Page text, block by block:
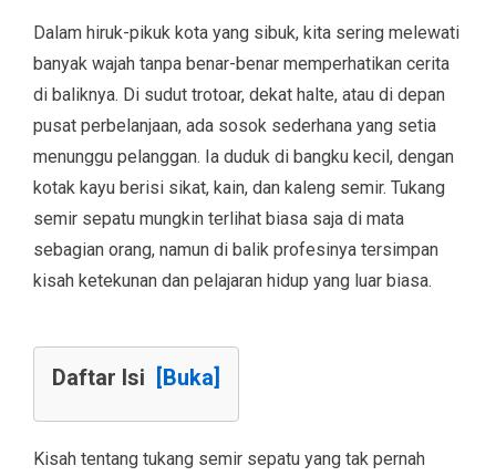
Dalam hiruk-pikuk kota yang sibuk, kita sering melewati
banyak wajah tanpa benar-benar memperhatikan cerita
di baliknya. Di sudut trotoar, dekat halte, atau di depan
pusat perbelanjaan, ada sosok sederhana yang setia
menunggu pelanggan. Ia duduk di bangku kecil, dengan
kotak kayu berisi sikat, kain, dan kaleng semir. Tukang
semir sepatu mungkin terlihat biasa saja di mata
sebagian orang, namun di balik profesinya tersimpan
kisah ketekunan dan pelajaran hidup yang luar biasa.
Daftar Isi [Buka]
Kisah tentang tukang semir sepatu yang tak pernah